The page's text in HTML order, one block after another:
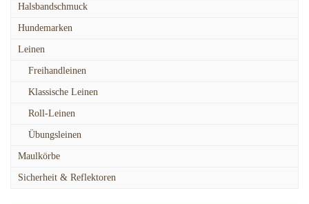
Halsbandschmuck
Hundemarken
Leinen
Freihandleinen
Klassische Leinen
Roll-Leinen
Übungsleinen
Maulkörbe
Sicherheit & Reflektoren